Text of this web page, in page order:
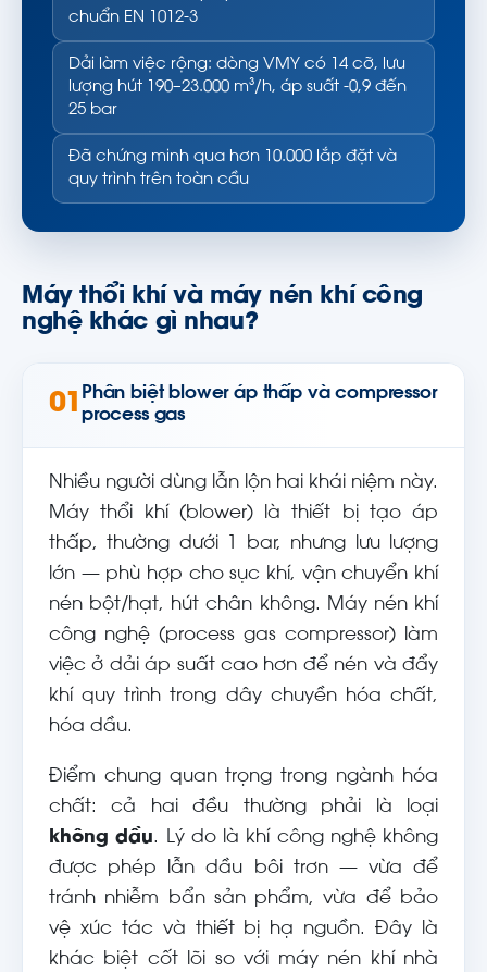
chuẩn EN 1012-3
Dải làm việc rộng: dòng VMY có 14 cỡ, lưu
lượng hút 190–23.000 m³/h, áp suất -0,9 đến
25 bar
Đã chứng minh qua hơn 10.000 lắp đặt và
quy trình trên toàn cầu
Máy thổi khí và máy nén khí công
nghệ khác gì nhau?
01 Phân biệt blower áp thấp và compressor
process gas
Nhiều người dùng lẫn lộn hai khái niệm này.
Máy thổi khí (blower) là thiết bị tạo áp
thấp, thường dưới 1 bar, nhưng lưu lượng
lớn — phù hợp cho sục khí, vận chuyển khí
nén bột/hạt, hút chân không. Máy nén khí
công nghệ (process gas compressor) làm
việc ở dải áp suất cao hơn để nén và đẩy
khí quy trình trong dây chuyền hóa chất,
hóa dầu.
Điểm chung quan trọng trong ngành hóa
chất: cả hai đều thường phải là loại
không dầu. Lý do là khí công nghệ không
được phép lẫn dầu bôi trơn — vừa để
tránh nhiễm bẩn sản phẩm, vừa để bảo
vệ xúc tác và thiết bị hạ nguồn. Đây là
khác biệt cốt lõi so với máy nén khí nhà